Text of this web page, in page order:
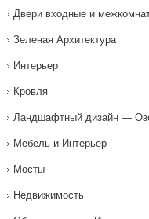
Двери входные и
Зеленая Архитектура
Интерьер
Кровля
Ландшафтный дизайн —
Мебель и Интерьер
Мосты
Недвижимость